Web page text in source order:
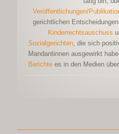
Veröffentlichungen/
gerichtlichen
Kinderrechtsauschuss
Sozialgerichten, die sich
Mandantinnen ausgewirkt
Berichte es in den Medien